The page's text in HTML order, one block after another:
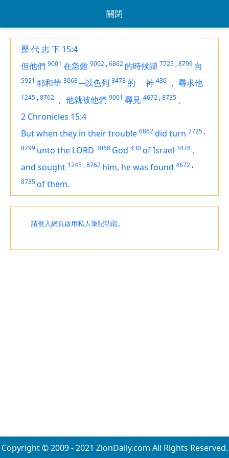
關閉
歷 代 志 下 15:4
但他們 9001 在急難 9002 ,6862 的時候歸 7725 ,8799 向
5921 耶和華 3068─以色列 3478 的 神 430 ， 尋求他
1245 ,8762 ， 他就被他們 9001 尋見 4672 ,8735 。
2 Chronicles 15:4
But when they in their trouble 6862did turn 7725 ,
8799 unto the LORD 3068 God 430of Israel 3478 ,
and sought 1245 ,8762 him, he was found 4672 ,
8735of them.
請登入網頁啟用私人筆記功能。
Copyright © 2009 - 2021 ZionDaily.com All Rights Reserved.